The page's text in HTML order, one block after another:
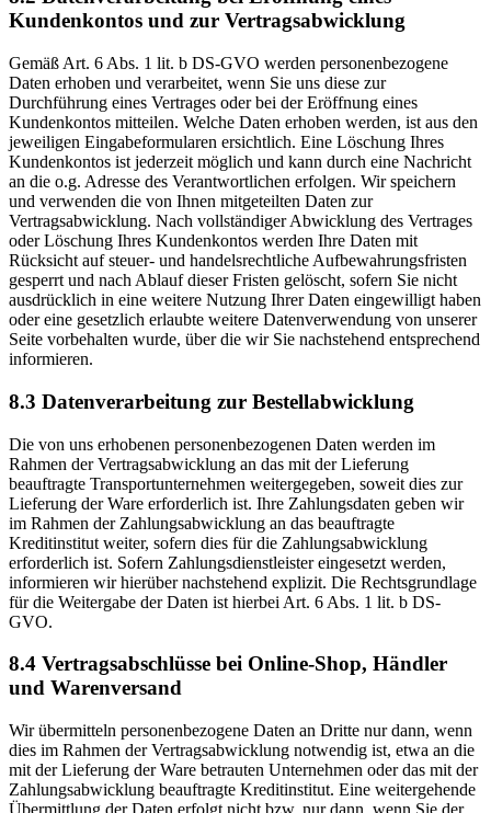
Kundenkontos und zur Vertragsabwicklung
Gemäß Art. 6 Abs. 1 lit. b DS-GVO werden personenbezogene
Daten erhoben und verarbeitet, wenn Sie uns diese zur
Durchführung eines Vertrages oder bei der Eröffnung eines
Kundenkontos mitteilen. Welche Daten erhoben werden, ist aus den
jeweiligen Eingabeformularen ersichtlich. Eine Löschung Ihres
Kundenkontos ist jederzeit möglich und kann durch eine Nachricht
an die o.g. Adresse des Verantwortlichen erfolgen. Wir speichern
und verwenden die von Ihnen mitgeteilten Daten zur
Vertragsabwicklung. Nach vollständiger Abwicklung des Vertrages
oder Löschung Ihres Kundenkontos werden Ihre Daten mit
Rücksicht auf steuer- und handelsrechtliche Aufbewahrungsfristen
gesperrt und nach Ablauf dieser Fristen gelöscht, sofern Sie nicht
ausdrücklich in eine weitere Nutzung Ihrer Daten eingewilligt haben
oder eine gesetzlich erlaubte weitere Datenverwendung von unserer
Seite vorbehalten wurde, über die wir Sie nachstehend entsprechend
informieren.
8.3 Datenverarbeitung zur Bestellabwicklung
Die von uns erhobenen personenbezogenen Daten werden im
Rahmen der Vertragsabwicklung an das mit der Lieferung
beauftragte Transportunternehmen weitergegeben, soweit dies zur
Lieferung der Ware erforderlich ist. Ihre Zahlungsdaten geben wir
im Rahmen der Zahlungsabwicklung an das beauftragte
Kreditinstitut weiter, sofern dies für die Zahlungsabwicklung
erforderlich ist. Sofern Zahlungsdienstleister eingesetzt werden,
informieren wir hierüber nachstehend explizit. Die Rechtsgrundlage
für die Weitergabe der Daten ist hierbei Art. 6 Abs. 1 lit. b DS-
GVO.
8.4 Vertragsabschlüsse bei Online-Shop, Händler
und Warenversand
Wir übermitteln personenbezogene Daten an Dritte nur dann, wenn
dies im Rahmen der Vertragsabwicklung notwendig ist, etwa an die
mit der Lieferung der Ware betrauten Unternehmen oder das mit der
Zahlungsabwicklung beauftragte Kreditinstitut. Eine weitergehende
Übermittlung der Daten erfolgt nicht bzw. nur dann, wenn Sie der